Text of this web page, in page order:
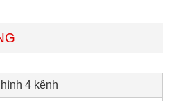
4 kênh